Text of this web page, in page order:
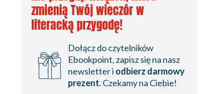
zmienią Twój wieczór w
literacką przygodę!
Dołącz do czytelników
Ebookpoint, zapisz się na nasz
newsletter i odbierz darmowy
prezent. Czekamy na Ciebie!